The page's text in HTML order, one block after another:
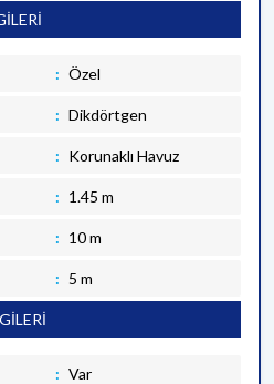
Özel
Dikdörtgen
Korunaklı Havuz
1.45 m
10 m
5 m
Var